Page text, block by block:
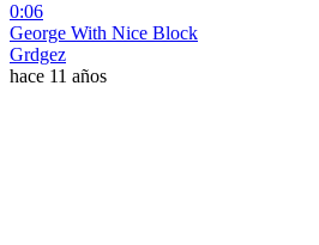
0:06
George With Nice Block
Grdgez
hace 11 años